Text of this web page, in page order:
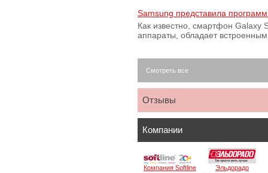
Samsung представила
Как известно, смартфон Galaxy
аппараты, обладает
Смотреть все
Отзывы
Компании
Компания Softline Эльдорадо